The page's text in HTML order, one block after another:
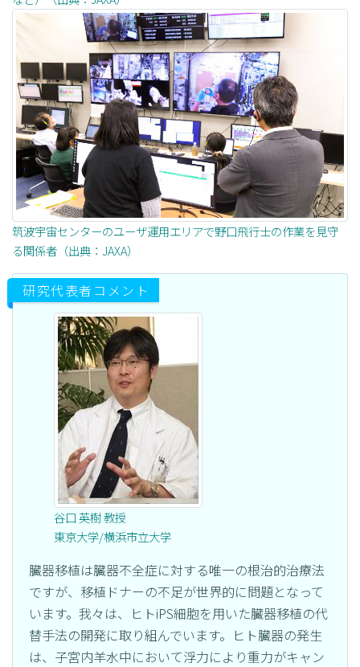
筑波宇宙センターのユーザ運用エリアで野口飛行士の作業を見守
る関係者（出典：JAXA）
研究代表者コメント
谷口 英樹 教授
東京大学/横浜市立大学
臓器移植は臓器不全症に対する唯一の根治的治療法
ですが、移植ドナーの不足が世界的に問題となって
います。我々は、ヒトiPS細胞を用いた臓器移植の代
替手法の開発に取り組んでいます。ヒト臓器の発生
は、子宮内羊水中において浮力により重力がキャン